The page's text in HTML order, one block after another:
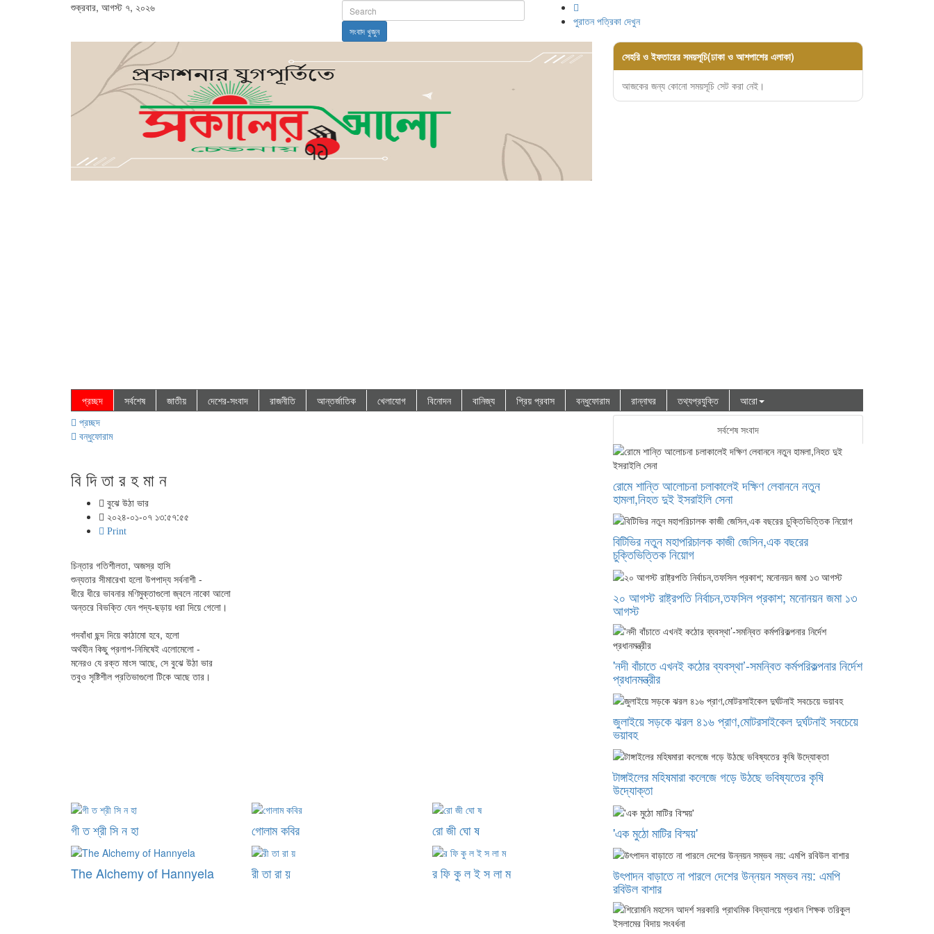
শুক্রবার, আগস্ট ৭, ২০২৬
সংবাদ খুজুন
পুরাতন পত্রিকা দেখুন
সেহরি ও ইফতারের সময়সূচি(ঢাকা ও আশপাশের এলাকা)
আজকের জন্য কোনো সময়সূচি সেট করা নেই।
প্রচ্ছদ সর্বশেষ জাতীয় দেশের-সংবাদ রাজনীতি আন্তর্জাতিক খেলাযোগ বিনোদন বানিজ্য প্রিয় প্রবাস বন্ধুফোরাম রান্নাঘর তথ্যপ্রযুক্তি
আরো
প্রচ্ছদ
বন্ধুফোরাম
বি দি তা র হ মা ন
বুঝে উঠা ভার
২০২৪-০১-০৭ ১৩:৫৭:৫৫
Print
চিন্তার গতিশীলতা, অজস্র হাসি
শুন্যতার সীমারেখা হলো উপপাদ্য সর্বনাশী -
ধীরে ধীরে ভাবনার মণিমুক্তাগুলো জ্বলে নাকো আলো
অন্তরে বিভক্তি যেন পদ্য-ছড়ায় ধরা দিয়ে গেলো।
গদবাঁধা ছন্দ দিয়ে কাঠামো হবে, হলো
অর্থহীন কিছু প্রলাপ-নিমিষেই এলোমেলো -
মনেরও যে রক্ত মাংস আছে, সে বুঝে উঠা ভার
তবুও সৃষ্টিশীল প্রতিভাগুলো টিকে আছে তার।
গী ত শ্রী সি ন হা গোলাম কবির রো জী ঘো ষ
The Alchemy of Hannyela রী তা রা য় র ফি কু ল ই স লা ম
সর্বশেষ সংবাদ
রোমে শান্তি আলোচনা চলাকালেই দক্ষিণ লেবাননে নতুন
হামলা,নিহত দুই ইসরাইলি সেনা
বিটিভির নতুন মহাপরিচালক কাজী জেসিন,এক বছরের
চুক্তিভিত্তিক নিয়োগ
২০ আগস্ট রাষ্ট্রপতি নির্বাচন,তফসিল প্রকাশ; মনোনয়ন জমা ১৩
আগস্ট
'নদী বাঁচাতে এখনই কঠোর ব্যবস্থা’-সমন্বিত কর্মপরিকল্পনার নির্দেশ
প্রধানমন্ত্রীর
জুলাইয়ে সড়কে ঝরল ৪১৬ প্রাণ,মোটরসাইকেল দুর্ঘটনাই সবচেয়ে
ভয়াবহ
টাঙ্গাইলের মহিষমারা কলেজে গড়ে উঠছে ভবিষ্যতের কৃষি
উদ্যোক্তা
'এক মুঠো মাটির বিস্ময়'
উৎপাদন বাড়াতে না পারলে দেশের উন্নয়ন সম্ভব নয়: এমপি
রবিউল বাশার